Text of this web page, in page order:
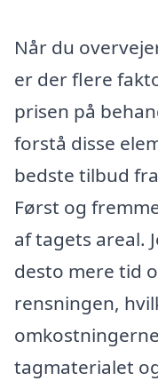
Når du
er der flere
prisen på
forstå disse
bedste tilbud
Først og
af tagets areal.
desto mere tid
rensningen,
tagmaterialet